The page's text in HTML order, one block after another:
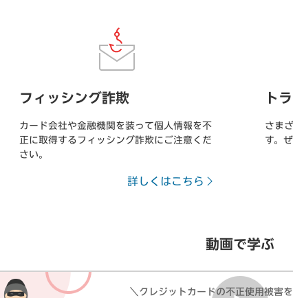
フィッシング詐欺
カード会社や金融機関を装って個人情報を不
正に取得するフィッシング詐欺にご注意くだ
さい。
詳しくはこちら
ト
さま
す。
動画で学ぶ